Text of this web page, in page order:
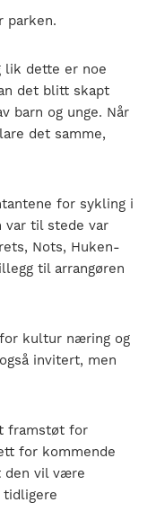
parken.
lik dette er noe
det blitt skapt
barn og unge. Når
det samme,
for sykling i
var til stede var
Nots, Huken-
til arrangøren
kultur næring og
invitert, men
framstøt for
for kommende
den vil være